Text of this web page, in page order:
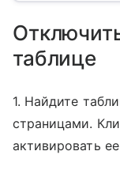
таблице
1. Найдите
страницами.
активировать